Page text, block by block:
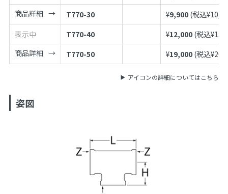
商品詳細
T770-30 ¥9,900 (税込¥
表示中
T770-40 ¥12,000 (税込¥
商品詳細
T770-50 ¥19,000 (税込¥
アイコンの詳細についてはこちら
姿図